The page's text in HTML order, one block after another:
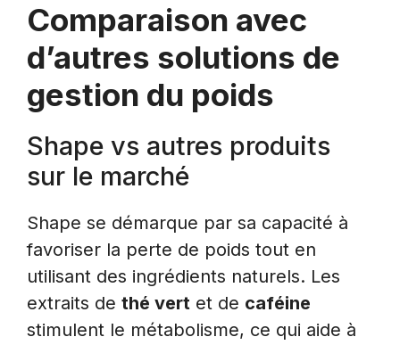
Comparaison avec
d’autres solutions de
gestion du poids
Shape vs autres produits
sur le marché
Shape se démarque par sa capacité à
favoriser la perte de poids tout en
utilisant des ingrédients naturels. Les
extraits de thé vert et de caféine
stimulent le métabolisme, ce qui aide à